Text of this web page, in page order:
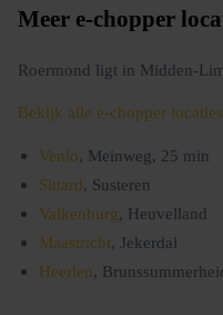
Meer e-chopper
Roermond ligt in Midden-
Bekijk alle e-chopper
Venlo, Meinweg, 25 min
Sittard, Susteren
Valkenburg, Heuvelland
Maastricht, Jekerdal
Heerlen,